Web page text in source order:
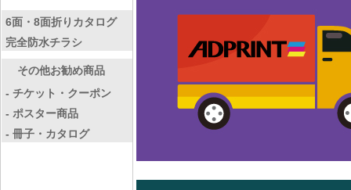
6面・8面折りカタログ
完全防水チラシ
その他お勧め商品
- チケット・クーポン
- ポスター商品
- 冊子・カタログ